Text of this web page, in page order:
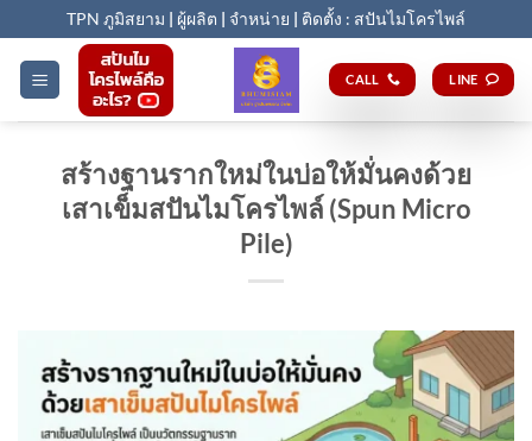
to
content
TPN ภูมิสยาม | ผู้ผลิต | จำหน่าย | ติดตั้ง : สปันไมโครไพล์
CALL LINE
สร้างฐานรากใหม่ในบ่อให้มั่นคงด้วย
เสาเข็มสปันไมโครไพล์ (Spun Micro
Pile)